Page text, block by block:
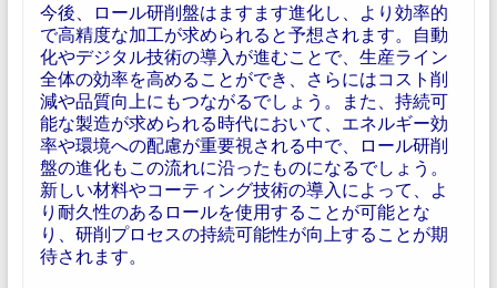
今後、ロール研削盤はますます進化し、より効率的
で高精度な加工が求められると予想されます。自動
化やデジタル技術の導入が進むことで、生産ライン
全体の効率を高めることができ、さらにはコスト削
減や品質向上にもつながるでしょう。また、持続可
能な製造が求められる時代において、エネルギー効
率や環境への配慮が重要視される中で、ロール研削
盤の進化もこの流れに沿ったものになるでしょう。
新しい材料やコーティング技術の導入によって、よ
り耐久性のあるロールを使用することが可能とな
り、研削プロセスの持続可能性が向上することが期
待されます。